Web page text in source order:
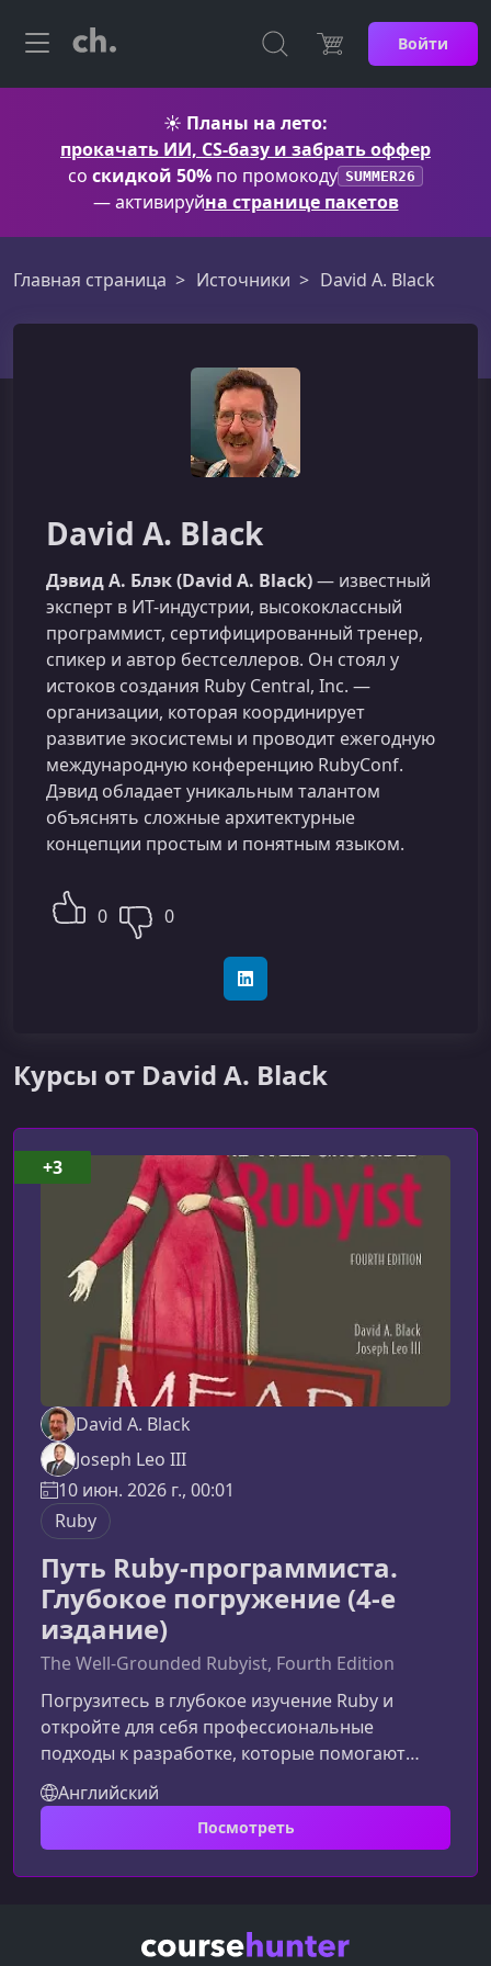
Войти
☀️ Планы на лето:
прокачать ИИ, CS-базу и забрать оффер
со скидкой 50% по промокоду SUMMER26
— активируйна странице пакетов
Главная страница Источники David A. Black
David A. Black
Дэвид А. Блэк (David A. Black)— известный
эксперт в ИТ-индустрии, высококлассный
программист, сертифицированный тренер,
спикер и автор бестселлеров. Он стоял у
истоков создания Ruby Central, Inc. —
организации, которая координирует
развитие экосистемы и проводит ежегодную
международную конференцию RubyConf.
Дэвид обладает уникальным талантом
объяснять сложные архитектурные
концепции простым и понятным языком.
0 0
LinkedIn
Курсы от David A. Black
David A. Black
Joseph Leo III
10 июн. 2026 г., 00:01
Ruby
Путь Ruby-программиста.
Глубокое погружение (4-е
издание)
The Well-Grounded Rubyist, Fourth Edition
Погрузитесь в глубокое изучение Ruby и
откройте для себя профессиональные
подходы к разработке, которые помогают
писать выразительный, структурированный и
надежный код. Эта книга — ваше руководство
в мир настоящего Ruby-мастерства.О книге и
её ценностиВот уже более пятнадцати лет
«The Well-Grounded Rubyist» помогает
понять Ruby. Четвертое издание полностью
Английский
Посмотреть
+3